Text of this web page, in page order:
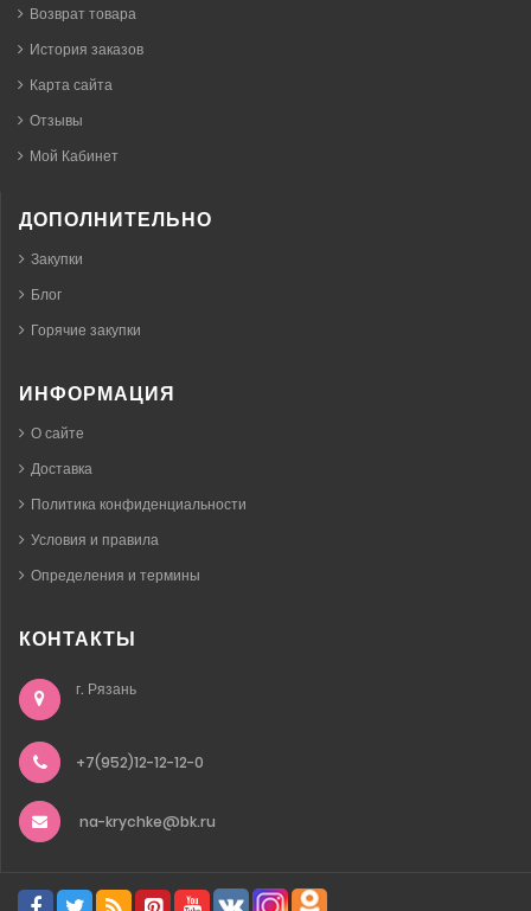
Возврат товара
История заказов
Карта сайта
Отзывы
Мой Кабинет
ДОПОЛНИТЕЛЬНО
Закупки
Блог
Горячие закупки
ИНФОРМАЦИЯ
О сайте
Доставка
Политика конфиденциальности
Условия и правила
Определения и термины
КОНТАКТЫ
г. Рязань
+7(952)12-12-12-0
na-krychke@bk.ru